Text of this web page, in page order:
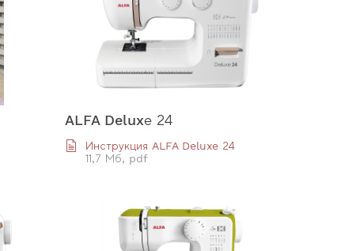
ALFA Deluxе 24
Инструкция ALFA Deluxe 24
11,7 Мб, pdf